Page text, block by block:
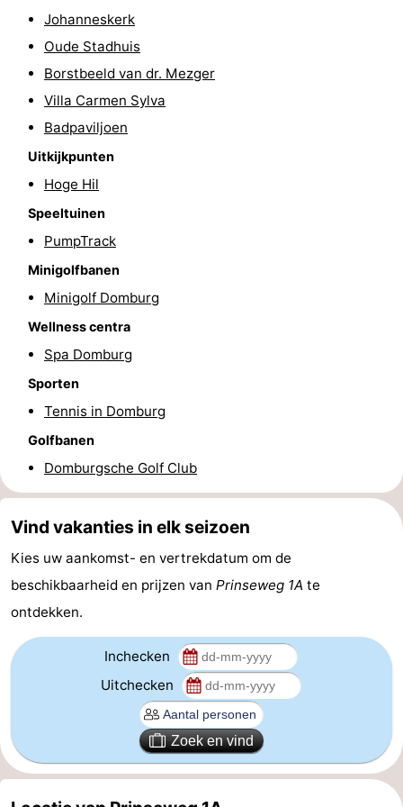
Wandelen
Paardrijden
Maneges
Golfbanen
Eten
Ringrijden
Toorop
Evenementen
Praktisch
Forum
Route
Nieuws
Medische
adressen
Regio
Duiveland
-
Renesse
-
Johanneskerk
Oude Stadhuis
Borstbeeld van dr. Mezger
Villa Carmen Sylva
Badpaviljoen
Uitkijkpunten
Hoge Hil
Speeltuinen
PumpTrack
Minigolfbanen
Minigolf Domburg
Wellness centra
Spa Domburg
Sporten
Tennis in Domburg
Golfbanen
Domburgsche Golf Club
Vind vakanties in elk seizoen
Kies uw aankomst- en vertrekdatum om de
beschikbaarheid en prijzen van Prinseweg 1A te
ontdekken.
Inchecken
Uitchecken
Zoek en vind